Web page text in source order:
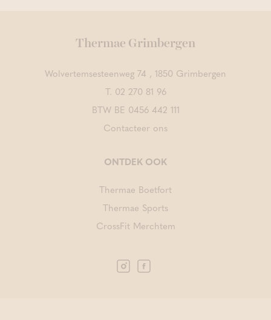
Thermae Grimbergen
Wolvertemsesteenweg 74 , 1850 Grimbergen
T. 02 270 81 96
BTW BE 0456 442 111
Contacteer ons
ONTDEK OOK
Thermae Boetfort
Thermae Sports
CrossFit Merchtem